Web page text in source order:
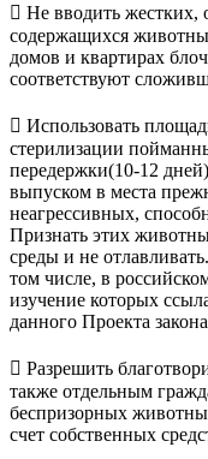
 Не вводить жестких,
содержащихся
домов и квартирах
соответствуют
 Использовать
стерилизации
передержки(10-12
выпуском в места
неагрессивных,
Признать этих
среды и не
том числе, в
изучение которых
данного Проекта
 Разрешить
также отдельным
беспризорных
счет собственных